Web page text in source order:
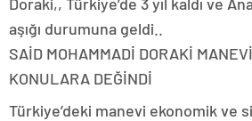
aşığı durumuna geldi..
SAİD MOHAMMADİ DORAKİ
KONULARA DEĞİNDİ
Türkiye’deki manevi ekonomik ve